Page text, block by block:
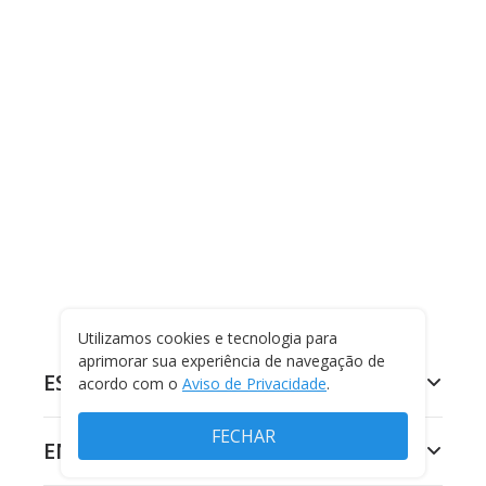
ESPORTES
ENTRETENIMENTO
Utilizamos cookies e tecnologia para
aprimorar sua experiência de navegação de
acordo com o Aviso de Privacidade.
FECHAR